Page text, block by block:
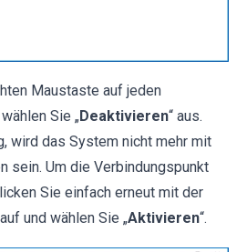
Maustaste auf jeden
Sie „Deaktivieren“ aus.
wird das System nicht mehr mit
sein. Um die Verbindungspunkt
Sie einfach erneut mit der
und wählen Sie „Aktivieren“.